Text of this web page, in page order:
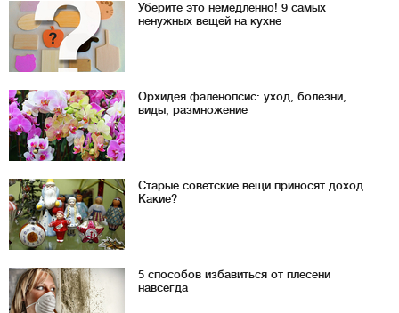
Уберите это немедленно! 9 самых
ненужных вещей на кухне
Орхидея фаленопсис: уход, болезни,
виды, размножение
Старые советские вещи приносят доход.
Какие?
5 способов избавиться от плесени
навсегда